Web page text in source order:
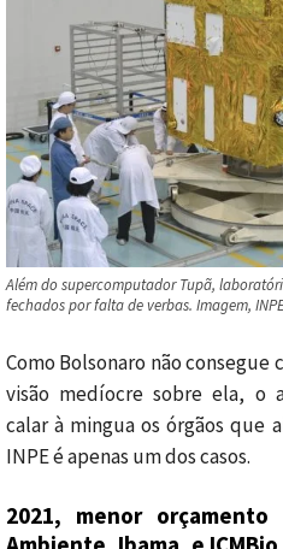
Além do supercomputador Tupã,
fechados por falta de verbas. Imagem,
Como Bolsonaro não consegue
visão medíocre sobre ela, o
calar à mingua os órgãos que
INPE é apenas um dos casos.
2021, menor